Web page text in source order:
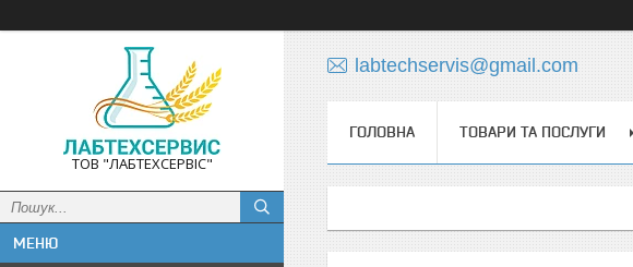
ТОВ "ЛАБТЕХСЕРВІС"
labtechservis@gmail.com
ГОЛОВНА ТОВАРИ ТА ПОСЛУГИ